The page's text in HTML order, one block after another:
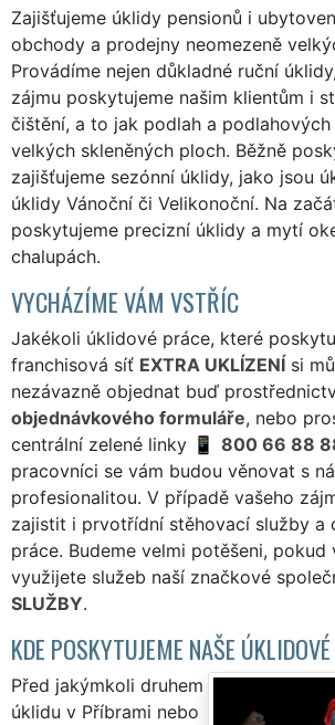
Zajišťujeme úklidy pensionů i
obchody a prodejny neomezeně
Provádíme nejen důkladné ruční
zájmu poskytujeme našim klientům i
čištění, a to jak podlah a
velkých skleněných ploch. Běžně
zajišťujeme sezónní úklidy, jako jsou
úklidy Vánoční či Velikonoční. Na
poskytujeme precizní úklidy a mytí
chalupách.
VYCHÁZÍME VÁM VSTŘÍC
Jakékoli úklidové práce, které
franchisová síť EXTRA UKLÍZENÍ si
nezávazně objednat buď
objednávkového formuláře, nebo
centrální zelené linky
800 66 88
pracovníci se vám budou věnovat s
profesionalitou. V případě vašeho
zajistit i prvotřídní stěhovací služby a
práce. Budeme velmi potěšeni, pokud
využijete služeb naší značkové
SLUŽBY.
KDE POSKYTUJEME NAŠE
Před jakýmkoli druhem
úklidu v Příbrami nebo